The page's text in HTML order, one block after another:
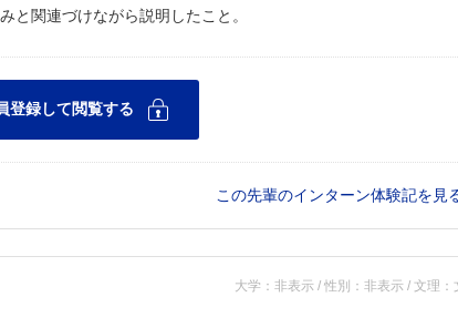
と関連づけながら説明したこと。
この先輩のインターン体験記を見
大学：非表示 / 性別：非表示 / 文理：